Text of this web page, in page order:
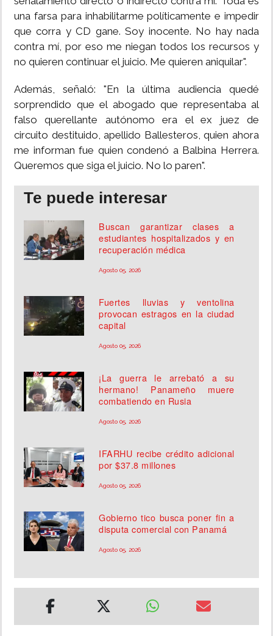
una farsa para inhabilitarme políticamente e impedir
que corra y CD gane. Soy inocente. No hay nada
contra mí, por eso me niegan todos los recursos y
no quieren continuar el juicio. Me quieren aniquilar".
Además, señaló: "En la última audiencia quedé
sorprendido que el abogado que representaba al
falso querellante autónomo era el ex juez de
circuito destituido, apellido Ballesteros, quien ahora
me informan fue quien condenó a Balbina Herrera.
Queremos que siga el juicio. No lo paren".
Te puede interesar
Buscan garantizar clases a
estudiantes hospitalizados y en
recuperación médica
Agosto 05, 2026
Fuertes lluvias y ventolina
provocan estragos en la ciudad
capital
Agosto 05, 2026
¡La guerra le arrebató a su
hermano! Panameño muere
combatiendo en Rusia
Agosto 05, 2026
IFARHU recibe crédito adicional
por $37.8 millones
Agosto 05, 2026
Gobierno tico busca poner fin a
disputa comercial con Panamá
Agosto 05, 2026